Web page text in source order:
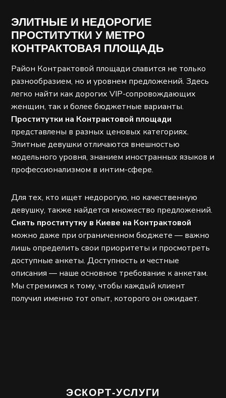
ЭЛИТНЫЕ И НЕДОРОГИЕ
ПРОСТИТУТКИ У МЕТРО
КОНТРАКТОВАЯ ПЛОЩАДЬ
Район Контрактовой площади славится не только
разнообразием, но и уровнем предложений. Здесь
легко найти как дорогих VIP-сопровождающих
женщин, так и более бюджетные варианты.
Проститутки на Контрактовой площади
представлены в разных ценовых категориях.
Элитные девушки отличаются внешностью
модельного уровня, знанием иностранных языков и
профессионализмом в интим-сфере.
Для тех, кто ищет недорогую, но качественную
девушку, также найдется множество предложений.
Снять проститутку в Киеве на Контрактовой
можно даже при ограниченном бюджете — важно
лишь определить свои приоритеты и просмотреть
доступные анкеты. Доступность и честные
описания — наше основное требование к анкетам.
Мы стремимся к тому, чтобы каждый клиент
получил именно тот опыт, которого он ожидает.
ЭСКОРТ-УСЛУГИ